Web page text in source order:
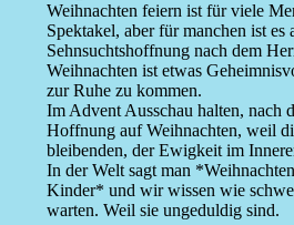
Weihnachten feiern ist für viele
Spektakel, aber für manchen ist es
Sehnsuchtshoffnung nach dem
Weihnachten ist etwas
zur Ruhe zu kommen.
Im Advent Ausschau halten, nach
Hoffnung auf Weihnachten, weil
bleibenden, der Ewigkeit im
In der Welt sagt man
Kinder* und wir wissen wie
warten. Weil sie ungeduldig sind.